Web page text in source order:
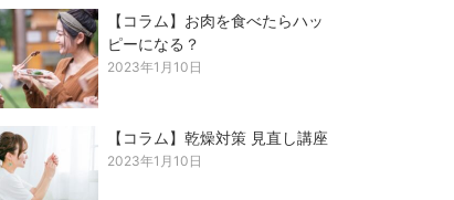
【コラム】お肉を食べたらハッ
ピーになる？
2023年1月10日
【コラム】乾燥対策 見直し講座
2023年1月10日